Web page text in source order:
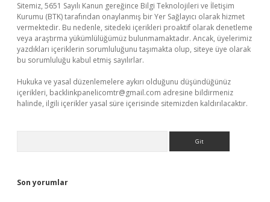
Sitemiz, 5651 Sayılı Kanun gereğince Bilgi Teknolojileri ve İletişim
Kurumu (BTK) tarafından onaylanmış bir Yer Sağlayıcı olarak hizmet
vermektedir. Bu nedenle, sitedeki içerikleri proaktif olarak denetleme
veya araştırma yükümlülüğümüz bulunmamaktadır. Ancak, üyelerimiz
yazdıkları içeriklerin sorumluluğunu taşımakta olup, siteye üye olarak
bu sorumluluğu kabul etmiş sayılırlar.
Hukuka ve yasal düzenlemelere aykırı olduğunu düşündüğünüz
içerikleri, backlinkpanelicomtr@gmail.com adresine bildirmeniz
halinde, ilgili içerikler yasal süre içerisinde sitemizden kaldırılacaktır.
Son yorumlar